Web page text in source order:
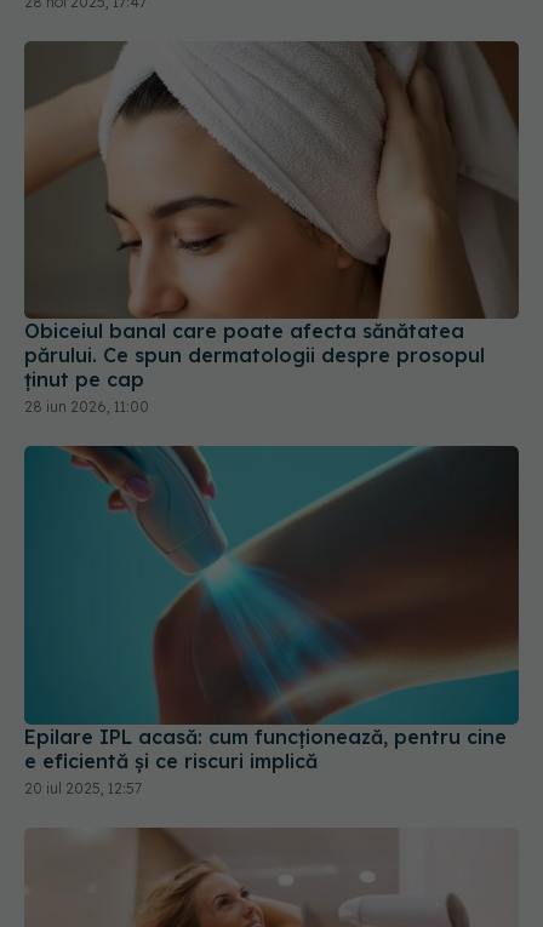
Obiceiul banal care poate afecta sănătatea
părului. Ce spun dermatologii despre prosopul
28 iun 2026, 11:00
Epilare IPL acasă: cum funcționează, pentru cine
e eficientă și ce riscuri implică